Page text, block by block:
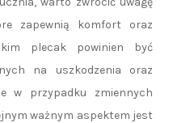
zapewnią komfort oraz
plecak powinien być
na uszkodzenia oraz
w przypadku zmiennych
ważnym aspektem jest